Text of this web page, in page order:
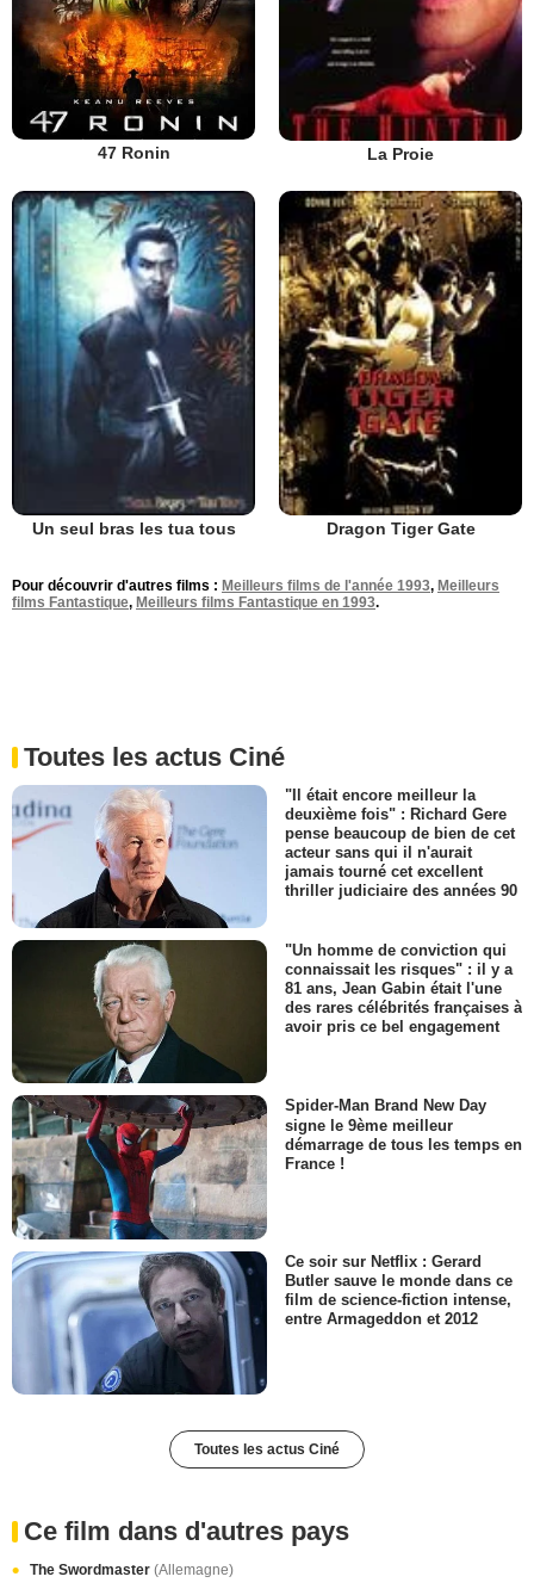
47 Ronin La Proie
Un seul bras les tua tous Dragon Tiger Gate
Pour découvrir d'autres films : Meilleurs films de l'année 1993, Meilleurs
films Fantastique, Meilleurs films Fantastique en 1993.
Toutes les actus Ciné
"Il était encore meilleur la
deuxième fois" : Richard Gere
pense beaucoup de bien de cet
acteur sans qui il n'aurait
jamais tourné cet excellent
thriller judiciaire des années 90
"Un homme de conviction qui
connaissait les risques" : il y a
81 ans, Jean Gabin était l'une
des rares célébrités françaises à
avoir pris ce bel engagement
Spider-Man Brand New Day
signe le 9ème meilleur
démarrage de tous les temps en
France !
Ce soir sur Netflix : Gerard
Butler sauve le monde dans ce
film de science-fiction intense,
entre Armageddon et 2012
Toutes les actus Ciné
Ce film dans d'autres pays
The Swordmaster (Allemagne)